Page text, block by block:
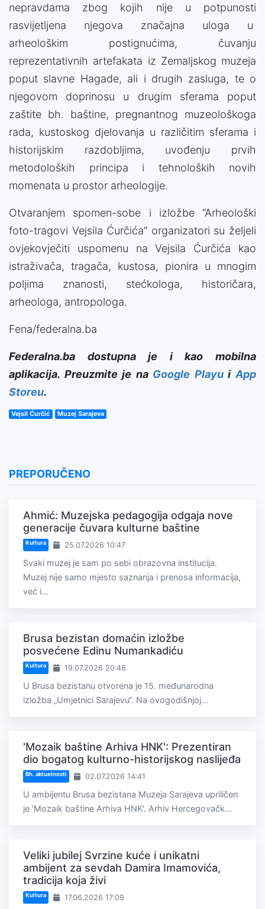
nepravdama zbog kojih nije u potpunosti
rasvijetljena njegova značajna uloga u
arheološkim postignućima, čuvanju
reprezentativnih artefakata iz Zemaljskog muzeja
poput slavne Hagade, ali i drugih zasluga, te o
njegovom doprinosu u drugim sferama poput
zaštite bh. baštine, pregnantnog muzeološkoga
rada, kustoskog djelovanja u različitim sferama i
historijskim razdobljima, uvođenju prvih
metodoloških principa i tehnoloških novih
momenata u prostor arheologije.
Otvaranjem spomen-sobe i izložbe “Arheološki
foto-tragovi Vejsila Ćurčića” organizatori su željeli
ovjekovječiti uspomenu na Vejsila Ćurčića kao
istraživača, tragača, kustosa, pionira u mnogim
poljima znanosti, stećkologa, historičara,
arheologa, antropologa.
Fena/federalna.ba
Federalna.ba dostupna je i kao mobilna
aplikacija. Preuzmite je na Google PlayuiApp
Storeu.
Vejsil Ćurčić Muzej Sarajeva
PREPORUČENO
Ahmić: Muzejska pedagogija odgaja nove
generacije čuvara kulturne baštine
Kultura 25.07.2026 10:47
Svaki muzej je sam po sebi obrazovna institucija.
Muzej nije samo mjesto saznanja i prenosa informacija,
već i...
Brusa bezistan domaćin izložbe
posvećene Edinu Numankadiću
Kultura 19.07.2026 20:48
U Brusa bezistanu otvorena je 15. međunarodna
izložba „Umjetnici Sarajevu“. Na ovogodišnjoj...
'Mozaik baštine Arhiva HNK': Prezentiran
dio bogatog kulturno-historijskog naslijeđa
Bh. aktuelnosti 02.07.2026 14:41
U ambijentu Brusa bezistana Muzeja Sarajeva upriličen
je 'Mozaik baštine Arhiva HNK'. Arhiv Hercegovačk...
Veliki jubilej Svrzine kuće i unikatni
ambijent za sevdah Damira Imamovića,
tradicija koja živi
Kultura 17.06.2026 17:09